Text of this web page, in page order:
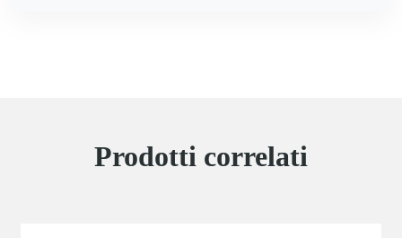
Prodotti correlati